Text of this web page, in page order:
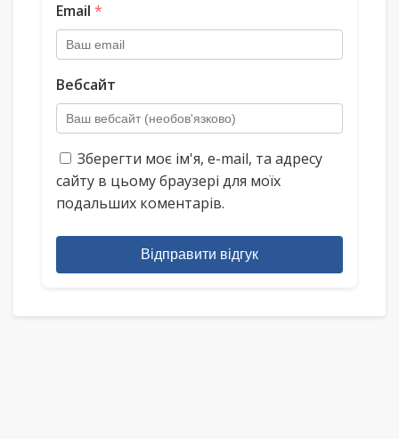
Email *
Вебсайт
Зберегти моє ім'я, e-mail, та адресу
сайту в цьому браузері для моїх
подальших коментарів.
Відправити відгук